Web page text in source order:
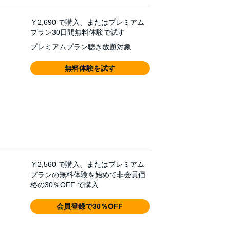
￥2,690 で購入、またはプレミアム
プラン30日間無料体験で試す
プレミアムプラン聴き放題対象
無料体験を試す
￥2,560 で購入、またはプレミアム
プランの無料体験を始めて非会員価
格の30％OFF で購入
会員登録で30％OFF